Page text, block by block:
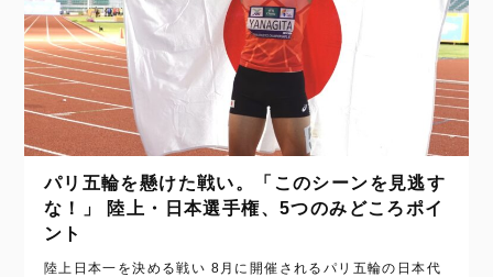
パリ五輪を懸けた戦い。「このシーンを見逃す
な！」 陸上・日本選手権、5つのみどころポイ
ント
陸上日本一を決める戦い 8月に開催されるパリ五輪の日本代